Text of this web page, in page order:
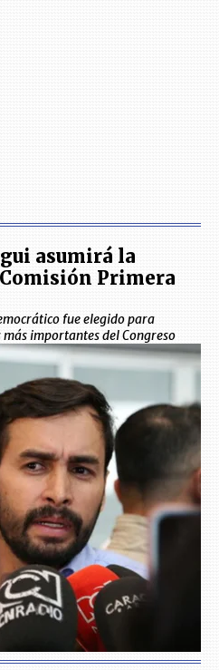
asumirá la
Primera
fue elegido para
importantes del Congreso